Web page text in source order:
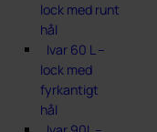
lock med runt
hål
Ivar 60 L –
lock med
fyrkantigt
hål